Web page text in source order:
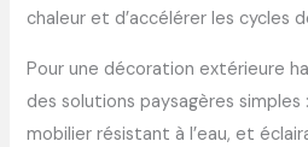
chaleur et d’accélérer les cycles
Pour une décoration extérieure
des solutions paysagères
mobilier résistant à l’eau, et